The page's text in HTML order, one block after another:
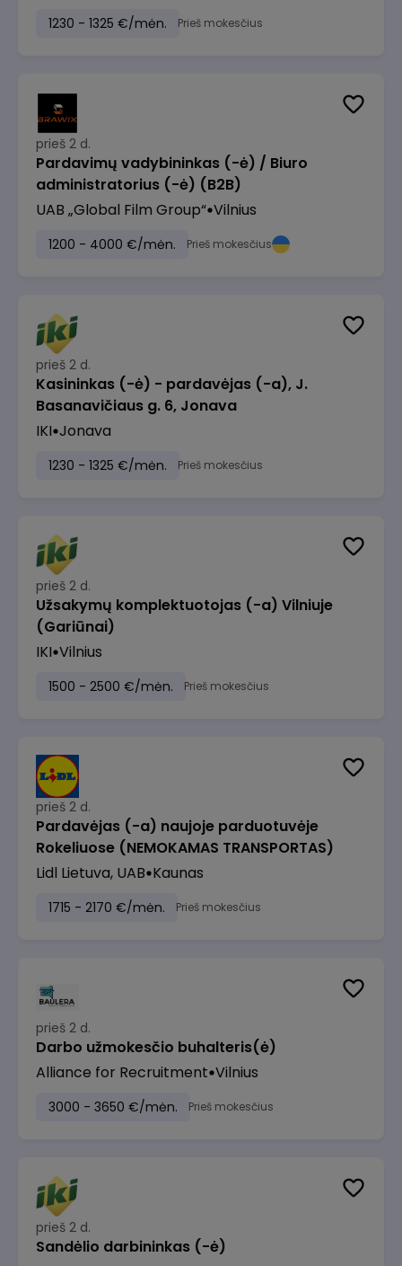
1230 - 1325 €/mėn. Prieš mokesčius
prieš 2 d.
Pardavimų vadybininkas (-ė) / Biuro
administratorius (-ė) (B2B)
UAB „Global Film Group“ Vilnius
1200 - 4000 €/mėn. Prieš mokesčius
prieš 2 d.
Kasininkas (-ė) - pardavėjas (-a), J.
Basanavičiaus g. 6, Jonava
IKI Jonava
1230 - 1325 €/mėn. Prieš mokesčius
prieš 2 d.
Užsakymų komplektuotojas (-a) Vilniuje
(Gariūnai)
IKI Vilnius
1500 - 2500 €/mėn. Prieš mokesčius
prieš 2 d.
Pardavėjas (-a) naujoje parduotuvėje
Rokeliuose (NEMOKAMAS TRANSPORTAS)
Lidl Lietuva, UAB Kaunas
1715 - 2170 €/mėn. Prieš mokesčius
prieš 2 d.
Darbo užmokesčio buhalteris(ė)
Alliance for Recruitment Vilnius
3000 - 3650 €/mėn. Prieš mokesčius
prieš 2 d.
Sandėlio darbininkas (-ė)